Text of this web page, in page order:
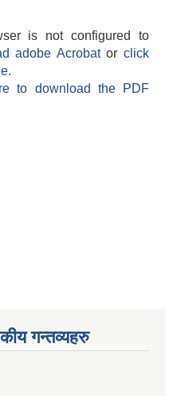
is not configured to
adobe Acrobatorclick
to download the PDF
गन्तव्यहरु